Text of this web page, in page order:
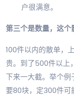
户很满意。
第三个是数量，这个
100件以内的散单，
贵。到了500件以上
下来一大截。举个例
要80块，定300件可